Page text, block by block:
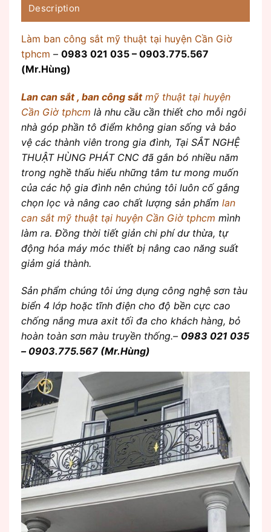
Description
Làm ban công sắt mỹ thuật tại huyện Cần Giờ
tphcm – 0983 021 035 – 0903.775.567
(Mr.Hùng)
Lan can sắt , ban công sắtmỹ thuật tại huyện
Cần Giờ tphcm là nhu cầu cần thiết cho mỗi ngôi
nhà góp phần tô điểm không gian sống và bảo
vệ các thành viên trong gia đình, Tại SẮT NGHỆ
THUẬT HÙNG PHÁT CNC đã gắn bó nhiều năm
trong nghề thấu hiểu những tâm tư mong muốn
của các hộ gia đình nên chúng tôi luôn cố gắng
chọn lọc và nâng cao chất lượng sản phẩm lan
can sắt mỹ thuật tại huyện Cần Giờ tphcm mình
làm ra. Đồng thời tiết giản chi phí dư thừa, tự
động hóa máy móc thiết bị nâng cao năng suất
giảm giá thành.
Sản phẩm chúng tôi ứng dụng công nghệ sơn tàu
biển 4 lớp hoặc tĩnh điện cho độ bền cực cao
chống nắng mưa axit tối đa cho khách hàng, bỏ
hoàn toàn sơn màu truyền thống.– 0983 021 035
– 0903.775.567 (Mr.Hùng)